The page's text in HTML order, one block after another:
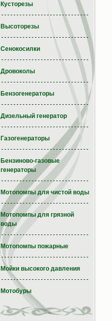
Кусторезы
Высоторезы
Сенокосилки
Дровоколы
Бензогенераторы
Дизельный генератор
Газогенераторы
Бензиново-газовые
генераторы
Мотопомпы для чистой воды
Мотопомпы для грязной
воды
Мотопомпы пожарные
Мойки высокого давления
Мотобуры